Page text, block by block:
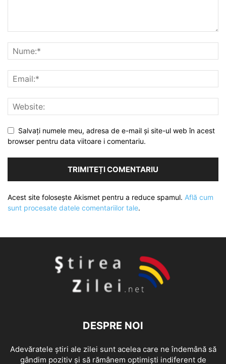
Salvați numele meu, adresa de e-mail și site-ul web în acest
browser pentru data viitoare i comentariu.
Acest site folosește Akismet pentru a reduce spamul. Află cum
sunt procesate datele comentariilor tale.
DESPRE NOI
Adevăratele știri ale zilei sunt acelea care ne îndemână să
gândim pozitiv și să rămânem optimiști indiferent de